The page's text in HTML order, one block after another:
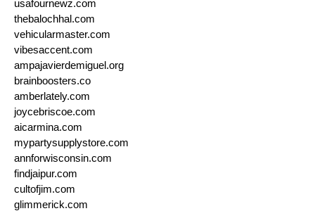
usafournewz.com
thebalochhal.com
vehicularmaster.com
vibesaccent.com
ampajavierdemiguel.org
brainboosters.co
amberlately.com
joycebriscoe.com
aicarmina.com
mypartysupplystore.com
annforwisconsin.com
findjaipur.com
cultofjim.com
glimmerick.com